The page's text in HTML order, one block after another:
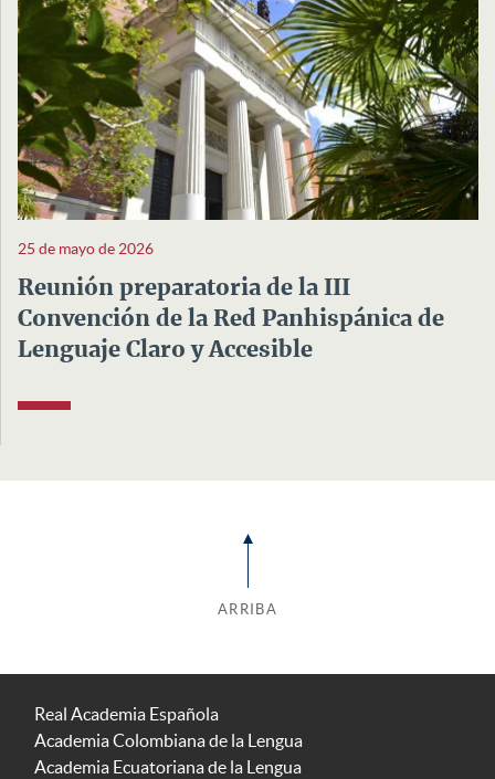
25 de mayo de 2026
Reunión preparatoria de la III
Convención de la Red Panhispánica de
Lenguaje Claro y Accesible
ARRIBA
Real Academia Española
Academia Colombiana de la Lengua
Academia Ecuatoriana de la Lengua